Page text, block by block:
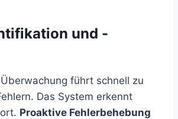
und -
führt schnell zu
Das System erkennt
Proaktive Fehlerbehebung